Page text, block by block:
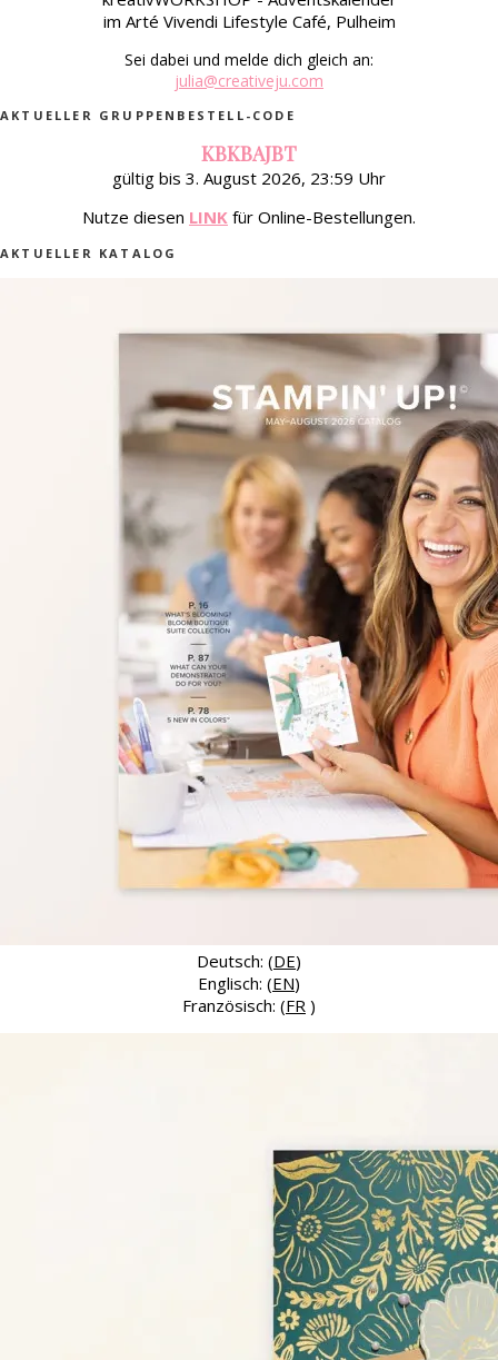
im Arté Vivendi Lifestyle Café, Pulheim
Sei dabei und melde dich gleich an:
julia@creativeju.com
AKTUELLER GRUPPENBESTELL-CODE
KBKBAJBT
gültig bis 3. August 2026, 23:59 Uhr
Nutze diesen LINK für Online-Bestellungen.
AKTUELLER KATALOG
Deutsch: (DE)
Englisch: (EN)
Französisch: (FR )